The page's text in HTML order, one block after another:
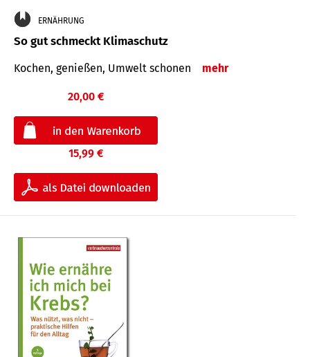
ERNÄHRUNG
So gut schmeckt Klimaschutz
Kochen, genießen, Umwelt schonen mehr
20,00 €
15,99 €